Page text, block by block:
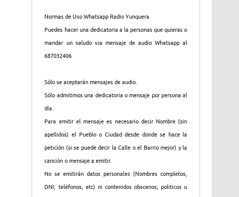
Normas de Uso Whatsapp Radio Yunquera
Puedes hacer una dedicatoria a la personas que quieras o
mandar un saludo via mensaje de audio Whatsapp al
687032406
Sólo se aceptarán mensajes de audio.
Sólo admitimos una dedicatoria o mensaje por persona al
día.
Para emitir el mensaje es necesario decir Nombre (sin
apellidos) el Pueblo o Ciudad desde donde se hace la
petición (si se puede decir la Calle o el Barrio mejor) y la
canción o mensaje a emitir.
No se emitirán datos personales (Nombres completos,
DNI, teléfonos, etc) ni contenidos obscenos, politicos u